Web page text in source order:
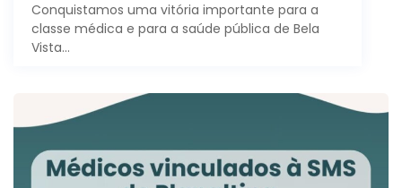
Conquistamos uma vitória importante para a
classe médica e para a saúde pública de Bela
Vista…